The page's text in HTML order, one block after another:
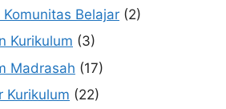
Belajar (2)
Kurikulum (3)
Madrasah (17)
Kurikulum (22)